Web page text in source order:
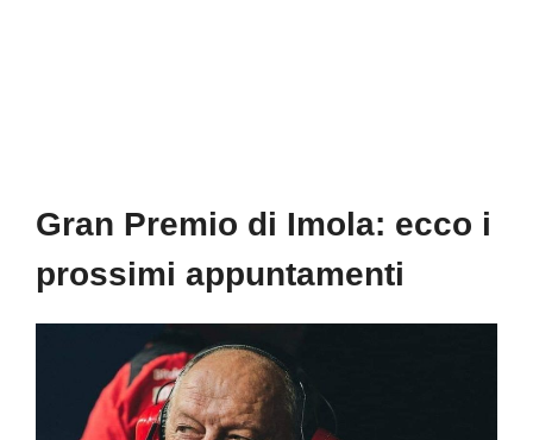
Gran Premio di Imola: ecco i
prossimi appuntamenti